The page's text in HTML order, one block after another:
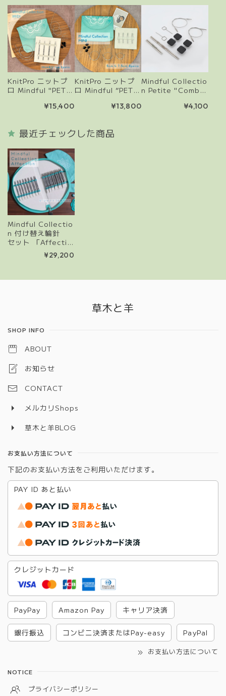
KnitPro ニットプ
ロ Mindful "PETIT
ト｜マジックルー
細糸用セット
¥15,400
KnitPro ニットプ
ロ Mindful ”PETIT
ト｜靴下編みに最
2.75mm 非対称輪
¥13,800
Mindful Collectio
n Petite "Comb
3"（7.5cm）針先
¥4,100
最近チェックした商品
Mindful Collectio
n 付け替え輪針
セット 「Affectio
n」5” 14本セット
¥29,200
草木と羊
SHOP INFO
ABOUT
お知らせ
CONTACT
メルカリShops
草木と羊BLOG
お支払い方法について
下記のお支払い方法をご利用いただけます。
PAY ID あと払い
クレジットカード
PayPay Amazon Pay キャリア決済
銀行振込 コンビニ決済またはPay-easy PayPal
お支払い方法について
NOTICE
プライバシーポリシー